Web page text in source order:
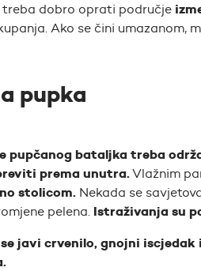
treba dobro oprati područje
Ako se čini umazanom,
pupka
pupčanog bataljka treba
prema unutra.Vlažnim
stolicom.Nekada se
pelena. Istraživanja su
javi crvenilo, gnojni